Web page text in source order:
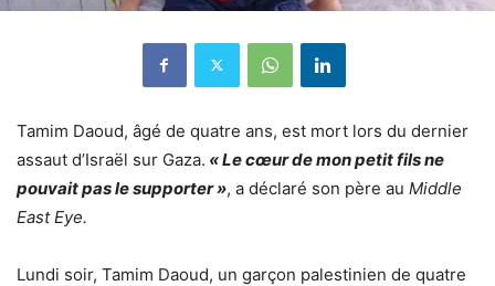
Tamim Daoud, âgé de quatre ans, est mort lors du dernier
assaut d’Israël sur Gaza. « Le cœur de mon petit fils ne
pouvait pas le supporter », a déclaré son père au Middle
East Eye.
Lundi soir, Tamim Daoud, un garçon palestinien de quatre